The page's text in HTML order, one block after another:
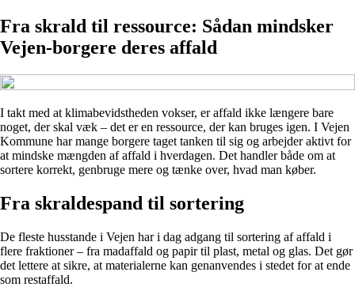
Fra skrald til ressource: Sådan mindsker
Vejen-borgere deres affald
I takt med at klimabevidstheden vokser, er affald ikke længere bare
noget, der skal væk – det er en ressource, der kan bruges igen. I Vejen
Kommune har mange borgere taget tanken til sig og arbejder aktivt for
at mindske mængden af affald i hverdagen. Det handler både om at
sortere korrekt, genbruge mere og tænke over, hvad man køber.
Fra skraldespand til sortering
De fleste husstande i Vejen har i dag adgang til sortering af affald i
flere fraktioner – fra madaffald og papir til plast, metal og glas. Det gør
det lettere at sikre, at materialerne kan genanvendes i stedet for at ende
som restaffald.